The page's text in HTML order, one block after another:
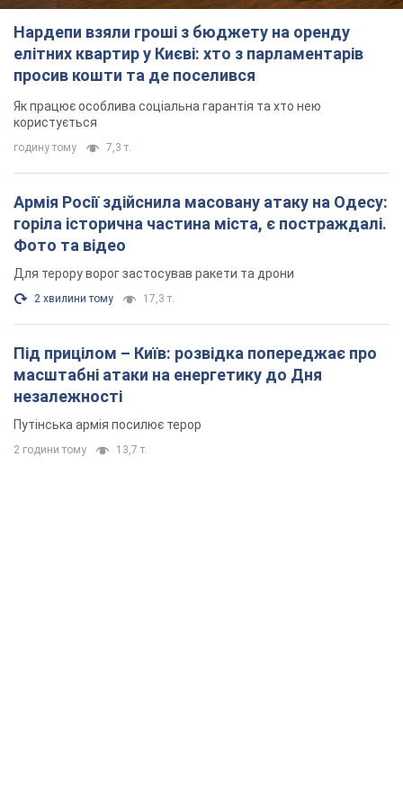
Армія Росії здійснила масовану атаку на Одесу:
горіла історична частина міста, є постраждалі.
Фото та відео
2 хвилини тому
Під прицілом – Київ: розвідка попереджає про
масштабні атаки на енергетику до Дня
незалежності
Путінська армія посилює терор
2 години тому 13,7 т.